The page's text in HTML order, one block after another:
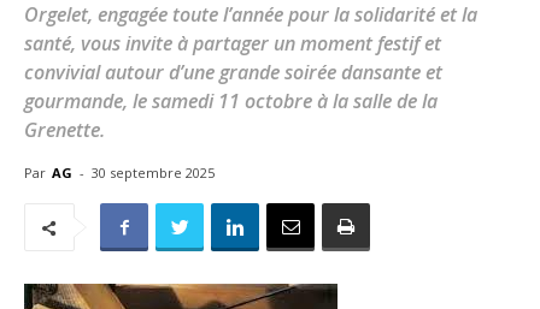
Orgelet, engagée toute l’année pour la solidarité et la
santé, vous invite à partager un moment festif et
convivial autour d’une grande soirée dansante et
gourmande, le samedi 11 octobre à la salle de la
Grenette.
Par AG - 30 septembre 2025